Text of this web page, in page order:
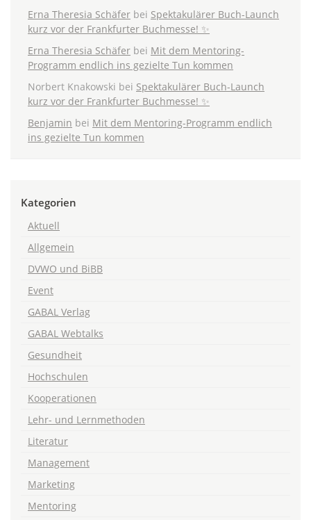
Erna Theresia Schäfer bei Spektakulärer Buch-Launch
kurz vor der Frankfurter Buchmesse! ✨
Erna Theresia Schäfer bei Mit dem Mentoring-
Programm endlich ins gezielte Tun kommen
Norbert Knakowski bei Spektakulärer Buch-Launch
kurz vor der Frankfurter Buchmesse! ✨
Benjamin bei Mit dem Mentoring-Programm endlich
ins gezielte Tun kommen
Kategorien
Aktuell
Allgemein
DVWO und BiBB
Event
GABAL Verlag
GABAL Webtalks
Gesundheit
Hochschulen
Kooperationen
Lehr- und Lernmethoden
Literatur
Management
Marketing
Mentoring